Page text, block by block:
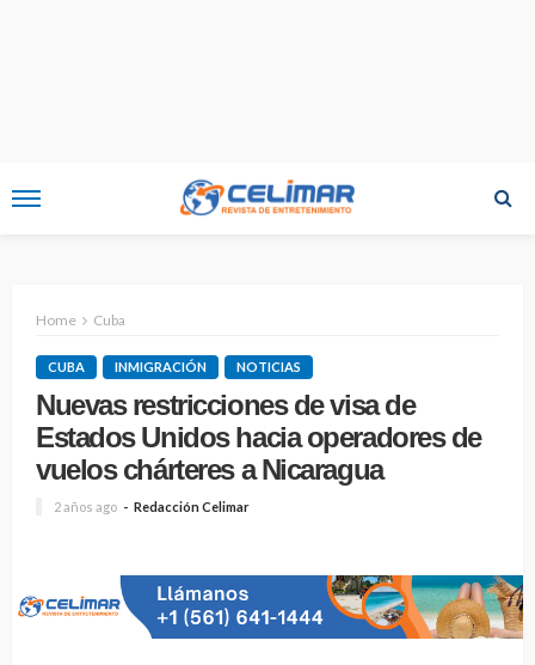
Home Cuba
CUBA INMIGRACIÓN NOTICIAS
Nuevas restricciones de visa de
Estados Unidos hacia operadores de
vuelos chárteres a Nicaragua
2 años ago Redacción Celimar